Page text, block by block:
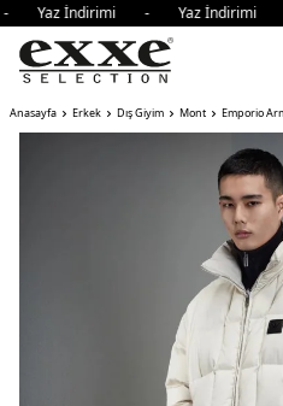
Yaz İndirimi - Yaz
Anasayfa Erkek Dış Giyim Mont